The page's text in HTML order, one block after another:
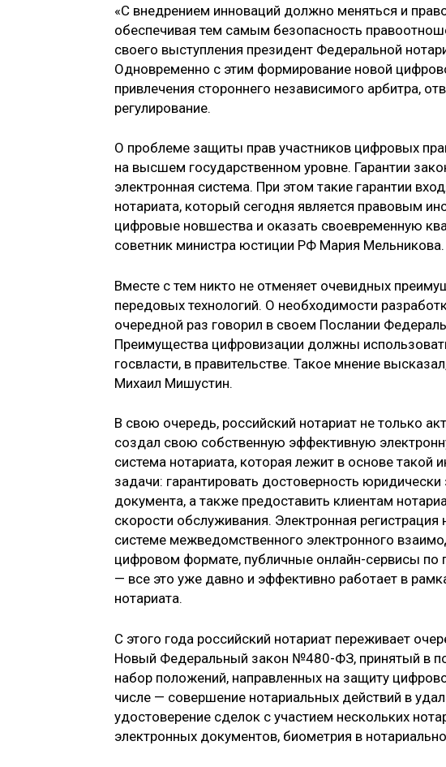
«С внедрением инноваций должно меняться и
обеспечивая тем самым безопасность
своего выступления президент Федеральной
Одновременно с этим формирование новой
привлечения стороннего независимого арбитра,
регулирование.
О проблеме защиты прав участников цифровых
на высшем государственном уровне. Гарантии
электронная система. При этом такие гарантии
нотариата, который сегодня является правовым
цифровые новшества и оказать своевременную
советник министра юстиции РФ Мария Мельникова.
Вместе с тем никто не отменяет очевидных
передовых технологий. О необходимости
очередной раз говорил в своем Послании
Преимущества цифровизации должны
госвласти, в правительстве. Такое мнение
Михаил Мишустин.
В свою очередь, российский нотариат не только
создал свою собственную эффективную
система нотариата, которая лежит в основе такой
задачи: гарантировать достоверность
документа, а также предоставить клиентам
скорости обслуживания. Электронная
системе межведомственного электронного
цифровом формате, публичные онлайн-сервисы
— все это уже давно и эффективно работает в
нотариата.
С этого года российский нотариат переживает
Новый Федеральный закон №480-ФЗ, принятый в
набор положений, направленных на защиту
числе — совершение нотариальных действий в
удостоверение сделок с участием нескольких
электронных документов, биометрия в